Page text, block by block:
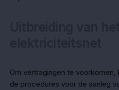
Om vertragingen te voorkomen,
de procedures voor de aanleg